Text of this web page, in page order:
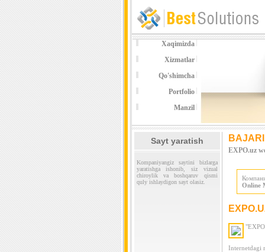
Xaqimizda
Xizmatlar
Qo'shimcha
Portfolio
Manzil
Sayt yaratish
Kompaniyangiz saytini bizlarga
yaratishga ishonib, siz vizual
chiroylik va boshqaruv qismi
quly ishlaydigon sayt olasiz.
EXPO.uz
Online
Internetdagi